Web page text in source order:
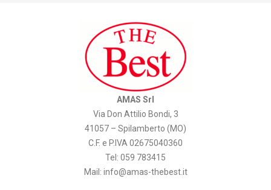
AMAS Srl
Via Don Attilio Bondi, 3
41057 – Spilamberto (MO)
C.F. e P.IVA 02675040360
Tel: 059 783415
Mail: info@amas-thebest.it